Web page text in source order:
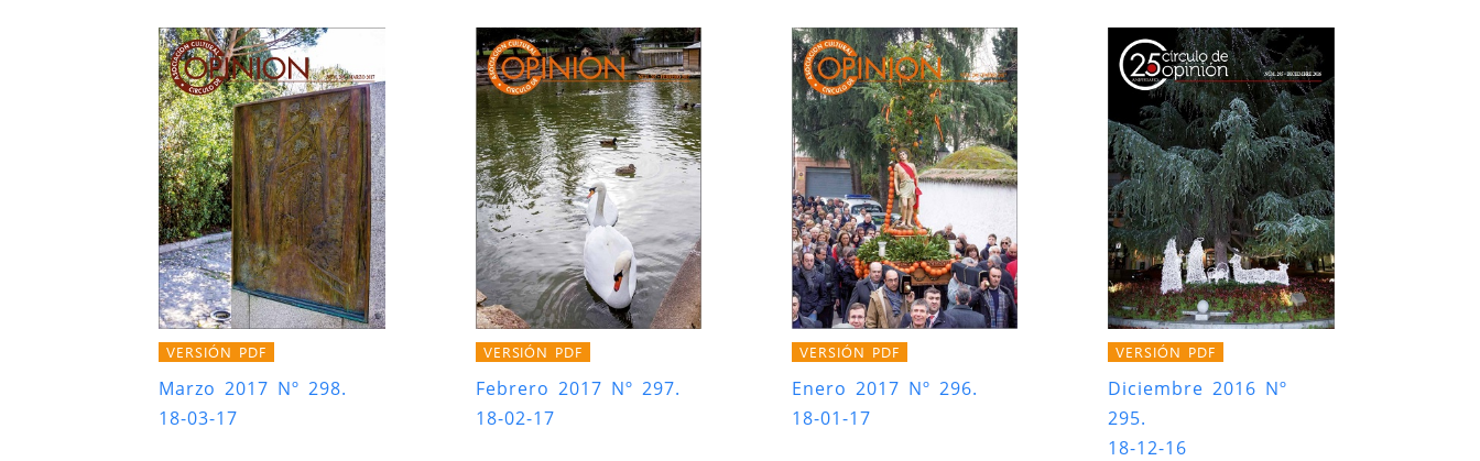
VERSIÓN PDF
Marzo 2017 Nº 298.
18-03-17
VERSIÓN PDF
Febrero 2017 Nº 297.
18-02-17
VERSIÓN PDF
Enero 2017 Nº 296.
18-01-17
VERSIÓN PDF
Diciembre 2016 Nº
295.
18-12-16